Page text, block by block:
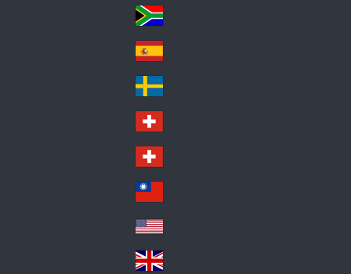
va
kia
So
uth
Af
ric
a
Sp
ain
Sw
ed
en
Sw
itz
erl
an
d
Sw
itz
erl
an
d
wa
n
A